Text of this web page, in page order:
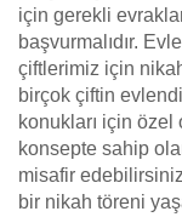
için gerekli
başvurmalıdır.
çiftlerimiz için
birçok çiftin
konukları için özel
konsepte sahip
misafir
bir nikah töreni